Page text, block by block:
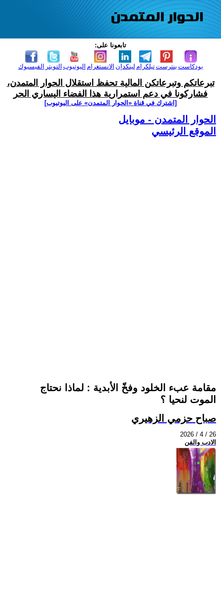
تابعونا على:
الفيسبوك التويتر اليوتيوب الانستغرام لينكدإن تيلكرامبنترست بودكاست
تبرعاتكم وتبرعاتكن المالية تحفظ استقلال الحوار المتمدن،
فشاركونا في دعم استمرارية هذا الفضاء اليساري الحر
[اشترك في قناة ‫«الحوار المتمدن» على اليوتيوب]
الحوار المتمدن - موبايل
الموقع الرئيسي
مقامة عبء الخلود وفخّ الأبدية : لماذا نحتاج
الموت لنحيا ؟
صباح حزمي الزهيري
2026 / 4 / 26
الادب والفن